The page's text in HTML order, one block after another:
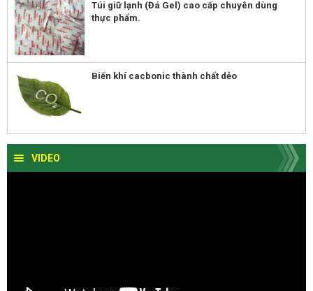
Túi giữ lạnh (Đá Gel) cao cấp chuyên dùng
thực phẩm.
Biến khí cacbonic thành chất dẻo
VIDEO